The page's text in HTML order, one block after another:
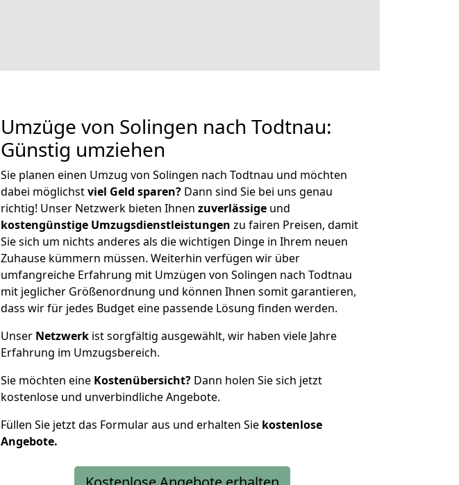
Umzüge von Solingen nach Todtnau:
Günstig umziehen
Sie planen einen Umzug von Solingen nach Todtnau und möchten
dabei möglichstviel Geld sparen? Dann sind Sie bei uns genau
richtig! Unser Netzwerk bieten Ihnen zuverlässige und
kostengünstige Umzugsdienstleistungen zu fairen Preisen, damit
Sie sich um nichts anderes als die wichtigen Dinge in Ihrem neuen
Zuhause kümmern müssen. Weiterhin verfügen wir über
umfangreiche Erfahrung mit Umzügen von Solingen nach Todtnau
mit jeglicher Größenordnung und können Ihnen somit garantieren,
dass wir für jedes Budget eine passende Lösung finden werden.
Unser Netzwerk ist sorgfältig ausgewählt, wir haben viele Jahre
Erfahrung im Umzugsbereich.
Sie möchten eine Kostenübersicht? Dann holen Sie sich jetzt
kostenlose und unverbindliche Angebote.
Füllen Sie jetzt das Formular aus und erhalten Sie kostenlose
Angebote.